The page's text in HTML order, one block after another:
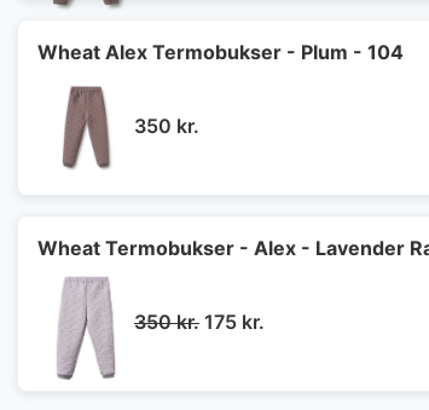
Wheat Alex Termobukser - Plum - 104
350 kr.
Wheat Termobukser - Alex - Lavender
350kr. Den
175 kr.